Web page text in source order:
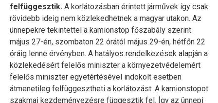
felfüggesztik. A korlátozásban érintett járművek így csak
rövidebb ideig nem közlekedhetnek a magyar utakon. Az
ünnepekre tekintettel a kamionstop főszabály szerint
május 27-én, szombaton 22 órától május 29-én, hétfőn 22
óráig lenne érvényben. A hatályos rendelkezések alapján a
közlekedésért felelős miniszter a környezetvédelemért
felelős miniszter egyetértésével indokolt esetben
átmenetileg felfüggesztheti a korlátozást. A kamionstopot
szakmai kezdeményezésre függesztik fel. Így az ünnepi